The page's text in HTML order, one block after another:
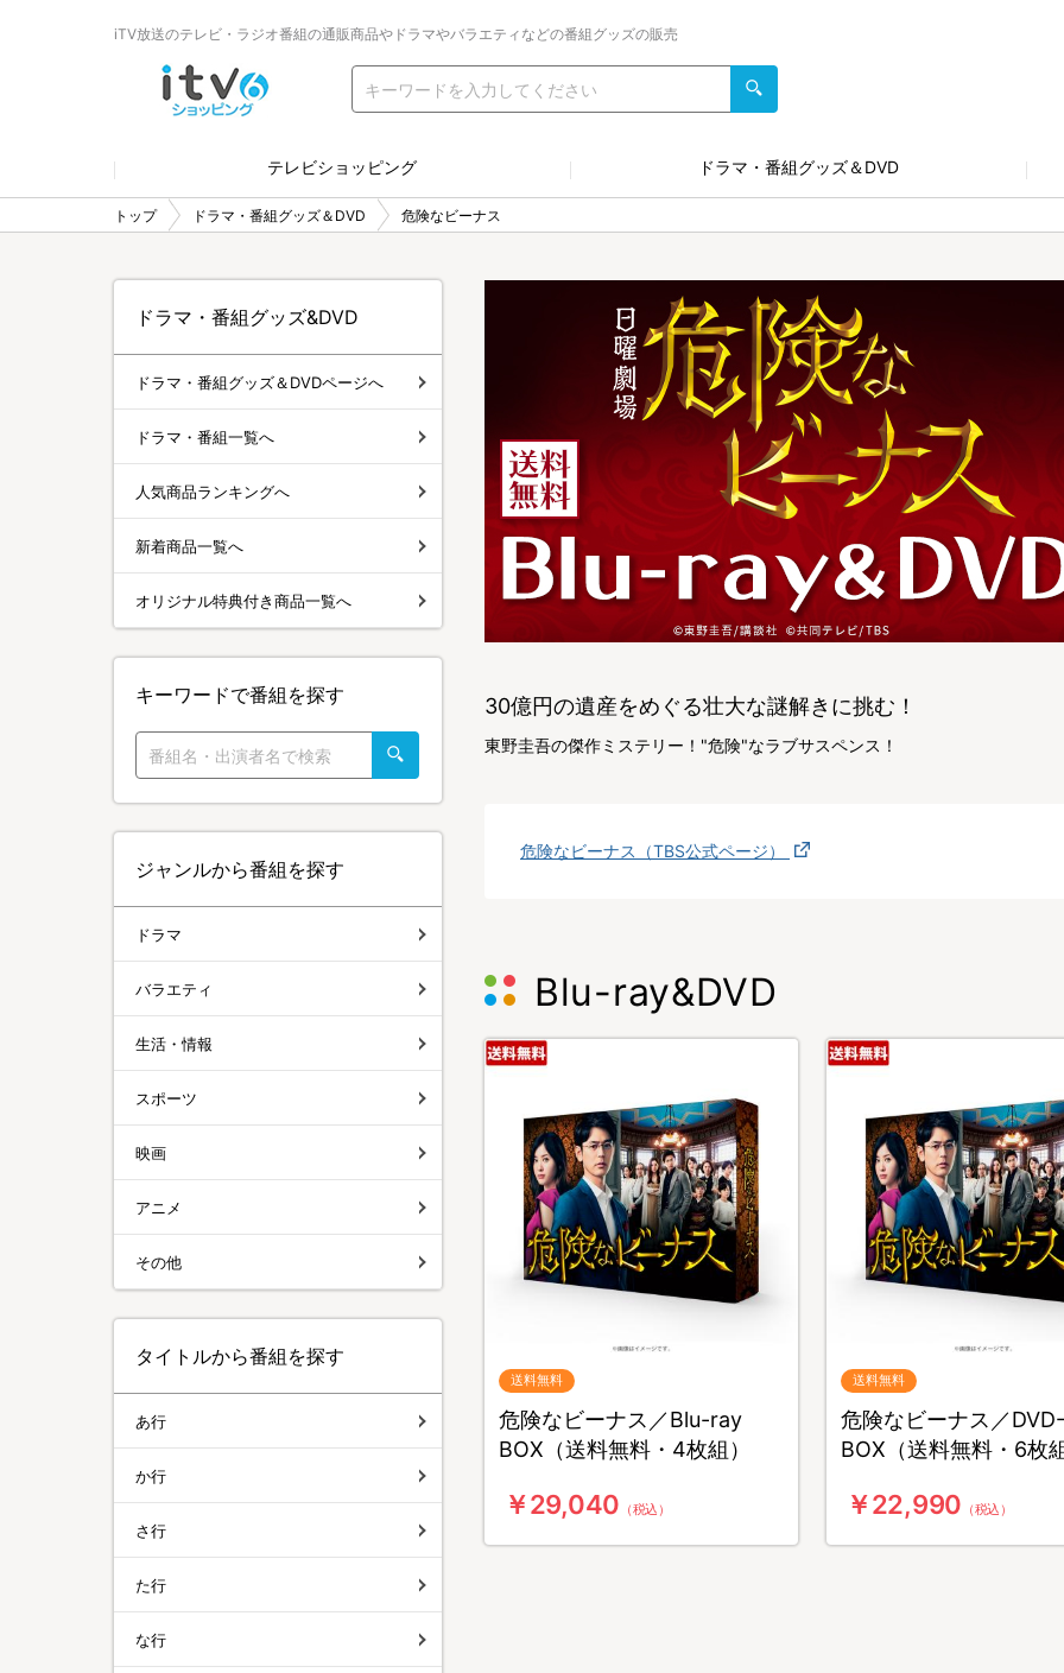
iTV放送のテレビ・ラジオ番組の通販商品やドラマやバラエティなどの番組グッズの販売
テレビショッピング ドラマ・番組グッズ＆DVD
トップ ドラマ・番組グッズ＆DVD 危険なビーナス
30億円の遺産をめぐる壮大な謎解きに挑む！
東野圭吾の傑作ミステリー！"危険"なラブサスペンス！
危険なビーナス（TBS公式ページ）
Blu-ray&DVD
送料無料
危険なビーナス／Blu-ray
BOX（送料無料・4枚組）
￥29,040 （税込）
送料無料
危険なビーナス／DVD-
BOX（送料無料・6枚
￥22,990 （税込）
ドラマ・番組グッズ&DVD
ドラマ・番組グッズ＆DVDページへ
ドラマ・番組一覧へ
人気商品ランキングへ
新着商品一覧へ
オリジナル特典付き商品一覧へ
キーワードで番組を探す
ジャンルから番組を探す
ドラマ
バラエティ
生活・情報
スポーツ
映画
アニメ
その他
タイトルから番組を探す
あ行
か行
さ行
た行
な行